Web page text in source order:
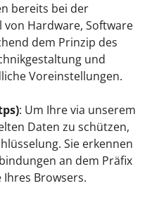
bereits bei der
von Hardware, Software
dem Prinzip des
und
Voreinstellungen.
: Um Ihre via unserem
Daten zu schützen,
Sie erkennen
an dem Präfix
Browsers.